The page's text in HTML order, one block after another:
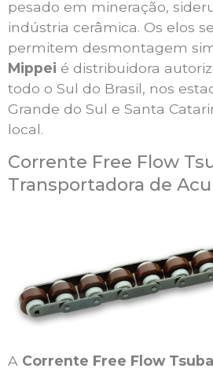
pesado em mineração,
indústria cerâmica. Os elos
permitem desmontagem
Mippei é distribuidora
todo o Sul do Brasil, nos
Grande do Sul e Santa
local.
Corrente Free Flow
Transportadora de
A Corrente Free Flow